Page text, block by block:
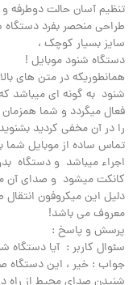
تنظيم آسان حالت دوطرفه
طراحی منحصر بفرد دستگاه
سایز بسیار کوچک ،
دستگاه شنود موبایل !
همانطوریکه در متن های
شنود به گونه ای میباشد
فعال میگردد و شما
را در آن مخفی کردید
تماس ساده از موبایل شما
اجراء میباشد و دستگاه
کانکت میشود و صدای آن
دلیل این میکروفون
معروف می باشد!
پرسش و پاسخ :
سئوال کاربر : آیا
جواب : خیر ، این دستگاه